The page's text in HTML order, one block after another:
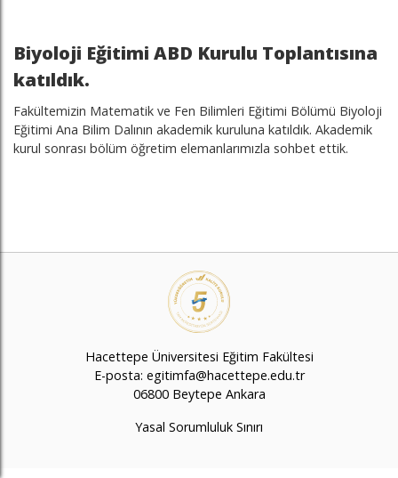
Biyoloji Eğitimi ABD Kurulu Toplantısına
katıldık.
Fakültemizin Matematik ve Fen Bilimleri Eğitimi Bölümü Biyoloji
Eğitimi Ana Bilim Dalının akademik kuruluna katıldık. Akademik
kurul sonrası bölüm öğretim elemanlarımızla sohbet ettik.
Hacettepe Üniversitesi Eğitim Fakültesi
E-posta: egitimfa@hacettepe.edu.tr
06800 Beytepe Ankara
Yasal Sorumluluk Sınırı